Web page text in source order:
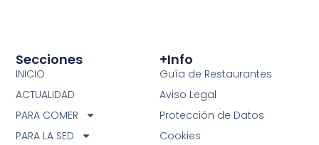
+info
Guía de Restaurantes
Aviso Legal
Protección de Datos
Cookies
Secciones
INICIO
ACTUALIDAD
PARA COMER
PARA LA SED